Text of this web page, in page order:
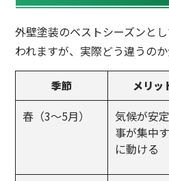
外壁塗装のベストシーズンと
われますが、実際どう違うのか
季節 メリッ
春（3〜5月）
気候が安
事が集中
に動ける